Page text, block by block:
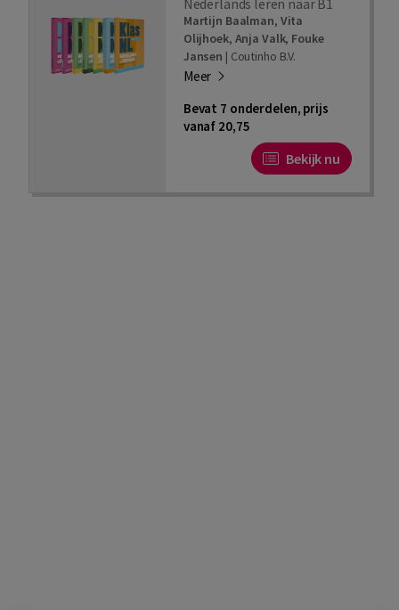
Nederlands leren naar B1
Martijn Baalman, Vita
Olijhoek, Anja Valk, Fouke
Jansen | Coutinho B.V.
Meer
Bevat 7 onderdelen, prijs
vanaf 20,75
Bekijk nu